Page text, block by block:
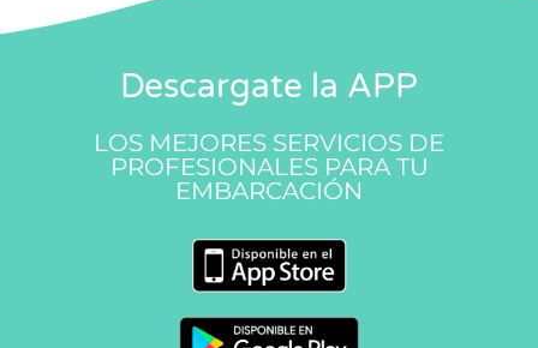
Descargate la APP
LOS MEJORES SERVICIOS DE
PROFESIONALES PARA TU
EMBARCACIÓN